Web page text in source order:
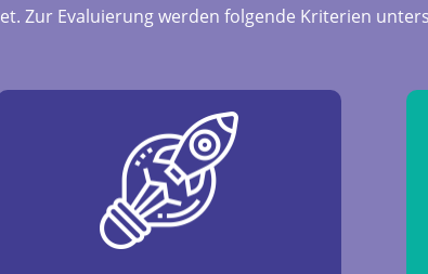
Zur Evaluierung werden folgende Kriterien